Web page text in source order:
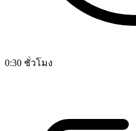
0:30 ชั่วโมง